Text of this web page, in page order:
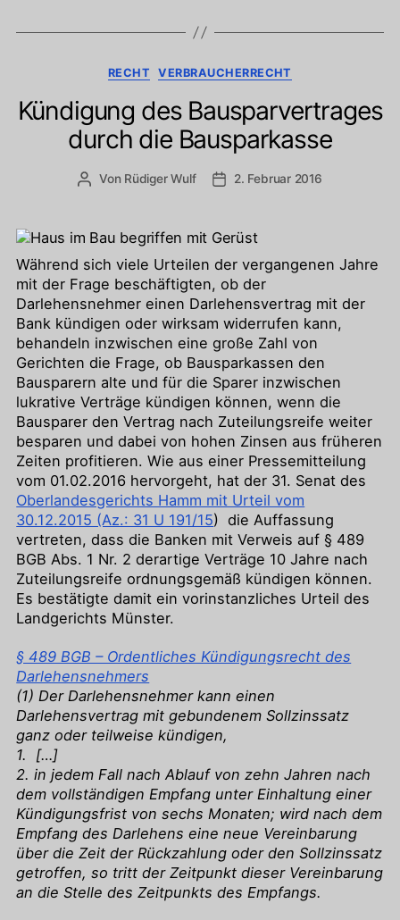
Kategorien
RECHT VERBRAUCHERRECHT
Kündigung des Bausparvertrages
durch die Bausparkasse
Beitragsautor
Von Rüdiger Wulf Veröffentlichungsdatum
2. Februar 2016
Während sich viele Urteilen der vergangenen Jahre
mit der Frage beschäftigten, ob der
Darlehensnehmer einen Darlehensvertrag mit der
Bank kündigen oder wirksam widerrufen kann,
behandeln inzwischen eine große Zahl von
Gerichten die Frage, ob Bausparkassen den
Bausparern alte und für die Sparer inzwischen
lukrative Verträge kündigen können, wenn die
Bausparer den Vertrag nach Zuteilungsreife weiter
besparen und dabei von hohen Zinsen aus früheren
Zeiten profitieren. Wie aus einer Pressemitteilung
vom 01.02.2016 hervorgeht, hat der 31. Senat des
Oberlandesgerichts Hamm mit Urteil vom
30.12.2015 (Az.: 31 U 191/15) die Auffassung
vertreten, dass die Banken mit Verweis auf § 489
BGB Abs. 1 Nr. 2 derartige Verträge 10 Jahre nach
Zuteilungsreife ordnungsgemäß kündigen können.
Es bestätigte damit ein vorinstanzliches Urteil des
Landgerichts Münster.
§ 489 BGB – Ordentliches Kündigungsrecht des
Darlehensnehmers
(1) Der Darlehensnehmer kann einen
Darlehensvertrag mit gebundenem Sollzinssatz
ganz oder teilweise kündigen,
1. […]
2. in jedem Fall nach Ablauf von zehn Jahren nach
dem vollständigen Empfang unter Einhaltung einer
Kündigungsfrist von sechs Monaten; wird nach dem
Empfang des Darlehens eine neue Vereinbarung
über die Zeit der Rückzahlung oder den Sollzinssatz
getroffen, so tritt der Zeitpunkt dieser Vereinbarung
an die Stelle des Zeitpunkts des Empfangs.